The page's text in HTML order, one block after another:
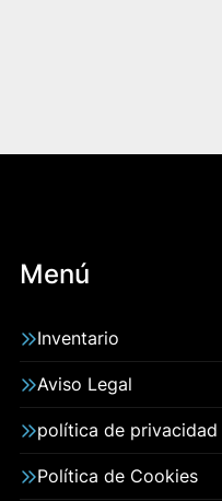
Menú
Inventario
Aviso Legal
política de privacidad
Política de Cookies